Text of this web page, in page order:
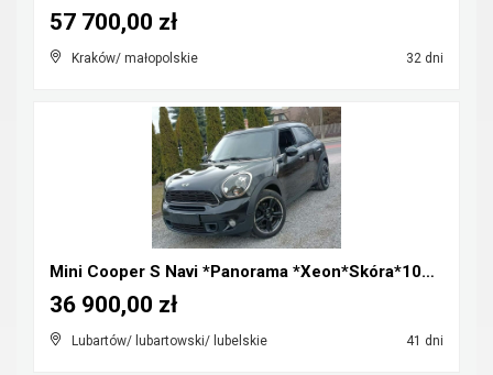
Kraków/ małopolskie 32 dni
57 700,00 zł
Mini Cooper S Navi *Panorama *Xeon*Skóra*100%Orygi...
Lubartów/ lubartowski/ lubelskie 41 dni
36 900,00 zł